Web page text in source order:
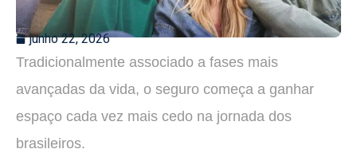
junho 22, 2026
Tradicionalmente associado a fases mais
avançadas da vida, o seguro começa a ganhar
espaço cada vez mais cedo na jornada dos
brasileiros.